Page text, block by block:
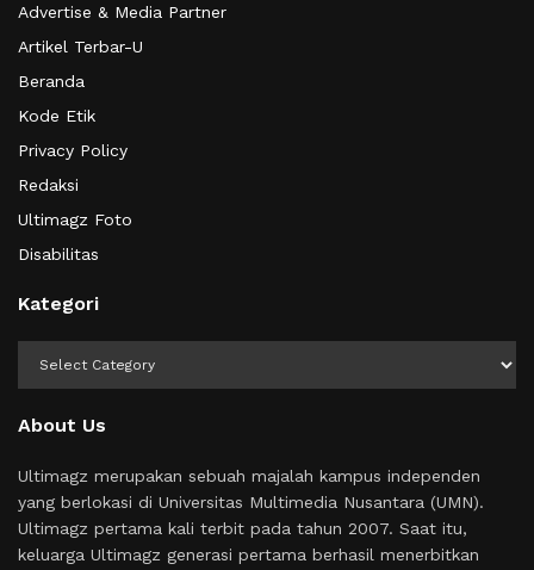
Advertise & Media Partner
Artikel Terbar-U
Beranda
Kode Etik
Privacy Policy
Redaksi
Ultimagz Foto
Disabilitas
Kategori
About Us
Ultimagz merupakan sebuah majalah kampus independen
yang berlokasi di Universitas Multimedia Nusantara (UMN).
Ultimagz pertama kali terbit pada tahun 2007. Saat itu,
keluarga Ultimagz generasi pertama berhasil menerbitkan